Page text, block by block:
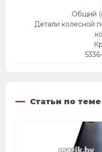
Общий
Детали колесной
Статьи по теме